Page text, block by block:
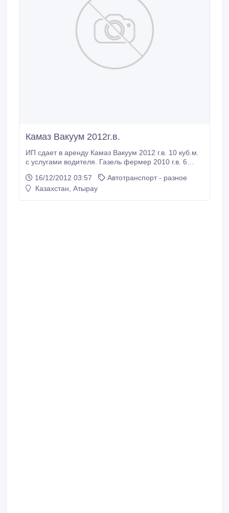
Камаз Вакуум 2012г.в.
ИП сдает в аренду Камаз Вакуум 2012 г.в. 10 куб.м.
с услугами водителя. Газель фермер 2010 г.в. 6
Контактный телефон: 8 701 1864285. Айдарбек.
16/12/2012 03:57
Автотранспорт - разное
Казахстан, Атырау